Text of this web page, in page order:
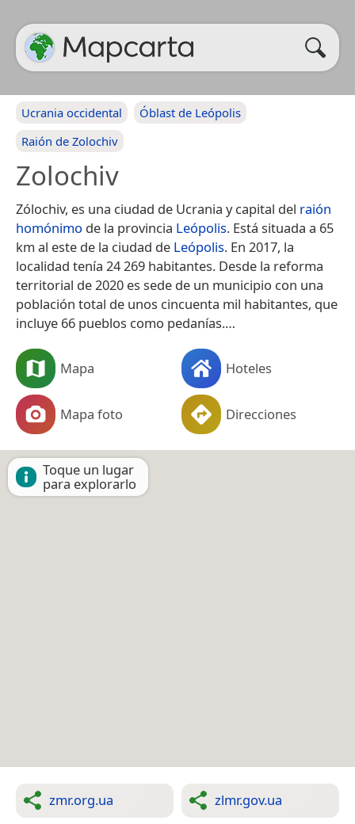
Ucrania occidental
Óblast de Leópolis
Raión de Zolochiv
Zolochiv
Zólochiv, es una ciudad de Ucrania y capital del raión
homónimo de la provincia Leópolis. Está situada a 65
km al este de la ciudad de Leópolis. En 2017, la
localidad tenía 24 269 habitantes.​ Desde la reforma
territorial de 2020 es sede de un municipio con una
población total de unos cincuenta mil habitantes, que
incluye 66 pueblos como pedanías.​…
Mapa Hoteles
Mapa foto Direcciones
Toque un lugar
para explorarlo
zmr.org.ua zlmr.gov.ua